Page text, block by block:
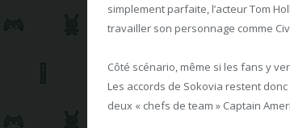
simplement parfaite, l’acteur Tom
travailler son personnage comme
Côté scénario, même si les fans y
Les accords de Sokovia restent
deux « chefs de team » Captain